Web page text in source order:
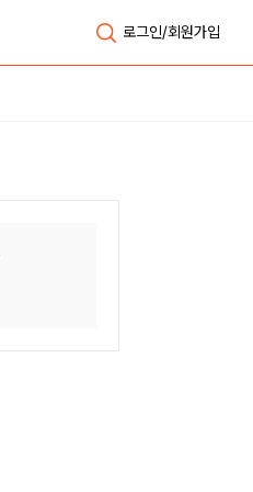
로그인/회원가입